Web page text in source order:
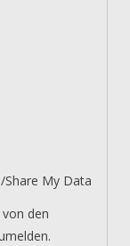
My Data
den